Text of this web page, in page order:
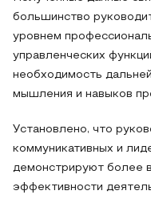
большинство
уровнем
управленческих
необходимость
мышления и навыков
Установлено, что
коммуникативных и
демонстрируют более
эффективности